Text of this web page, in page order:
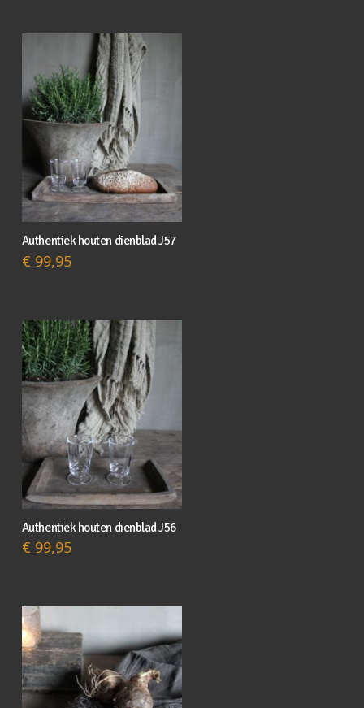
Authentiek houten dienblad J57
€ 99,95
Authentiek houten dienblad J56
€ 99,95